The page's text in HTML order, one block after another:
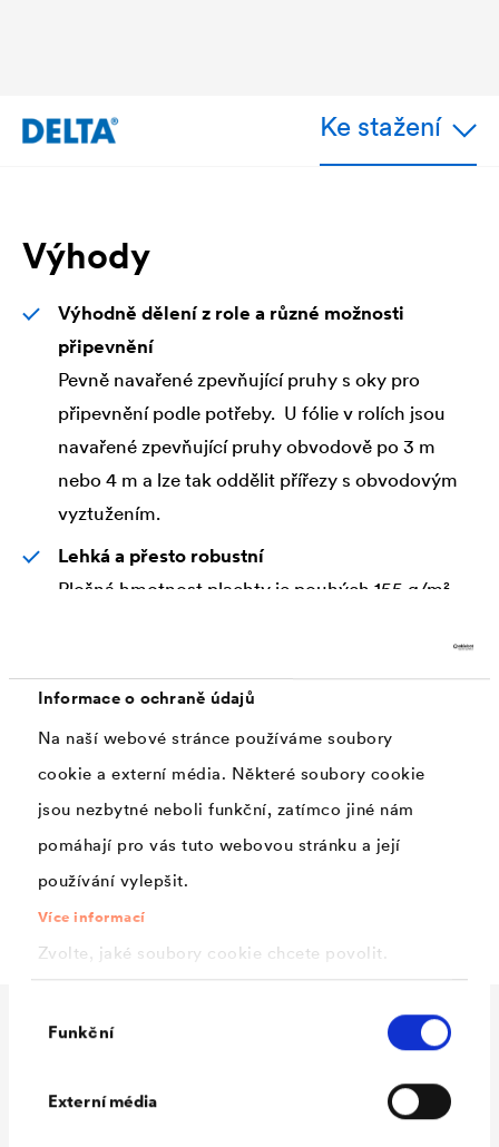
Informace o ochraně údajů
Na naší webové stránce používáme soubory
cookie a externí média. Některé soubory cookie
jsou nezbytné neboli funkční, zatímco jiné nám
pomáhají pro vás tuto webovou stránku a její
používání vylepšit.
Více informací
Zvolte, jaké soubory cookie chcete povolit.
souhlasu
Funkční
Externí média
Ke stažení
Výhody
Výhodně dělení z role a různé možnosti
připevnění
Pevně navařené zpevňující pruhy s oky pro
připevnění podle potřeby. U fólie v rolích jsou
navařené zpevňující pruhy obvodově po 3 m
nebo 4 m a lze tak oddělit přířezy s obvodovým
vyztužením.
Lehká a přesto robustní
Plošná hmotnost plachty je pouhých 155 g/m²,
Použití
Technické údaje